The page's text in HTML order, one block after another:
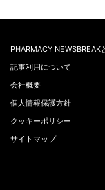
PHARMACY NEWSBREAK
記事利用について
会社概要
個人情報保護方針
クッキーポリシー
サイトマップ